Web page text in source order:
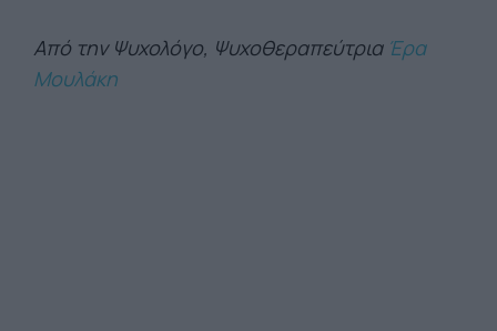
Από την Ψυχολόγο, Ψυχοθεραπεύτρια Έρα
Μουλάκη